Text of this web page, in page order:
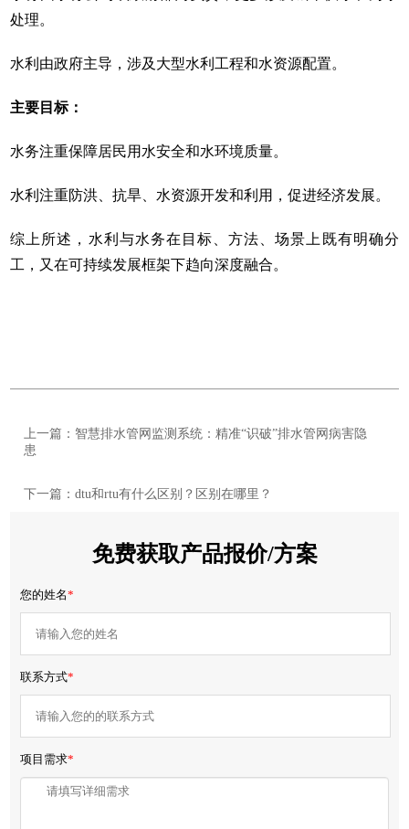
处理。
水利由政府主导，涉及大型水利工程和水资源配置。
主要目标：
水务注重保障居民用水安全和水环境质量。
水利注重防洪、抗旱、水资源开发和利用，促进经济发展。
综上所述，水利与水务在目标、方法、场景上既有明确分
工，又在可持续发展框架下趋向深度融合。
上一篇：智慧排水管网监测系统：精准“识破”排水管网病害隐
患
下一篇：dtu和rtu有什么区别？区别在哪里？
免费获取产品报价/方案
您的姓名*
联系方式*
项目需求*